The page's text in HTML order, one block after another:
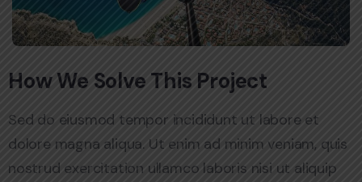
How We Solve This Project
Sed do eiusmod tempor incididunt ut labore et
dolore magna aliqua. Ut enim ad minim veniam, quis
nostrud exercitation ullamco laboris nisi ut aliquip